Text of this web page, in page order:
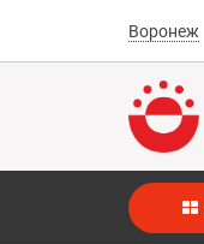
Воронеж